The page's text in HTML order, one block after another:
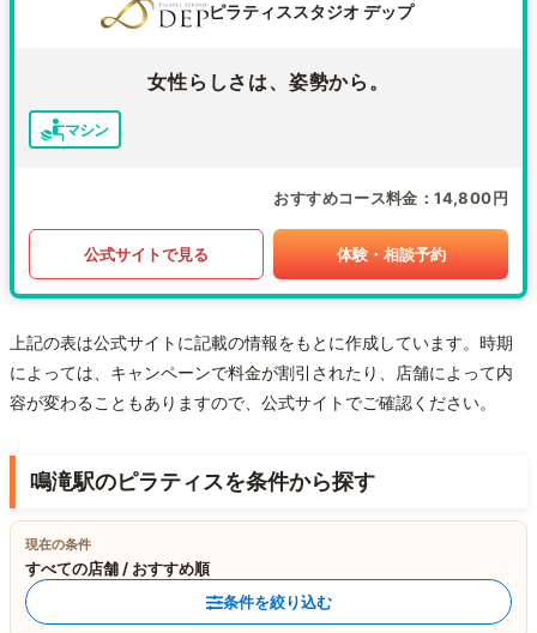
ピラティススタジオ デップ
女性らしさは、姿勢から。
マシン
おすすめコース料金 14,800円
公式サイトで見る 体験・相談予約
上記の表は公式サイトに記載の情報をもとに作成しています。時期
によっては、キャンペーンで料金が割引されたり、店舗によって内
容が変わることもありますので、公式サイトでご確認ください。
鳴滝駅のピラティスを条件から探す
現在の条件
すべての店舗 / おすすめ順
条件を絞り込む